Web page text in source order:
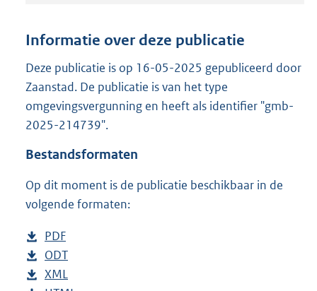
n
s
r
o
:
Informatie over deze publicatie
Deze publicatie is op 16-05-2025 gepubliceerd door
Zaanstad. De publicatie is van het type
omgevingsvergunning en heeft als identifier "gmb-
2025-214739".
Bestandsformaten
Op dit moment is de publicatie beschikbaar in de
volgende formaten:
D
o
w
PDF
e
s
D
o
ODT
D
XML